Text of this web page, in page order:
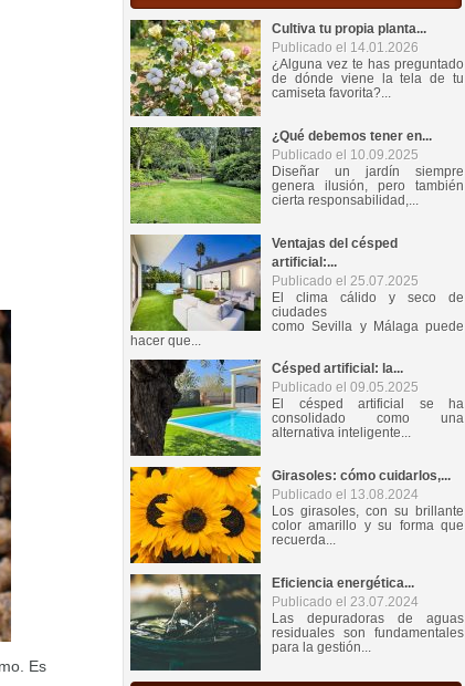
Es
Cultiva tu propia planta...
Publicado el 14.01.2026
¿Alguna vez te has preguntado
de dónde viene la tela de tu
camiseta favorita?...
¿Qué debemos tener en...
Publicado el 10.09.2025
Diseñar un jardín siempre
genera ilusión, pero también
cierta responsabilidad,...
Ventajas del césped
artificial:...
Publicado el 25.07.2025
El clima cálido y seco de
ciudades
como Sevilla y Málaga puede
hacer que...
Césped artificial: la...
Publicado el 09.05.2025
El césped artificial se ha
consolidado como una
alternativa inteligente...
Girasoles: cómo cuidarlos,...
Publicado el 13.08.2024
Los girasoles, con su brillante
color amarillo y su forma que
recuerda...
Eficiencia energética...
Publicado el 23.07.2024
Las depuradoras de aguas
residuales son fundamentales
para la gestión...